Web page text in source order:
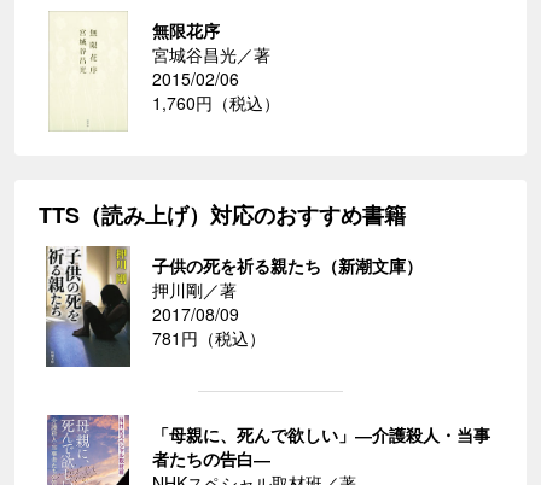
無限花序
宮城谷昌光／著
2015/02/06
1,760円（税込）
TTS（読み上げ）対応のおすすめ書籍
子供の死を祈る親たち（新潮文庫）
押川剛／著
2017/08/09
781円（税込）
「母親に、死んで欲しい」―介護殺人・当事
者たちの告白―